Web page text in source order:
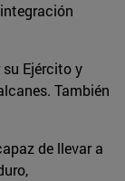
Ejército y
También
de llevar a